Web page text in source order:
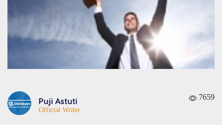
Puji Astuti
Official Writer
7659